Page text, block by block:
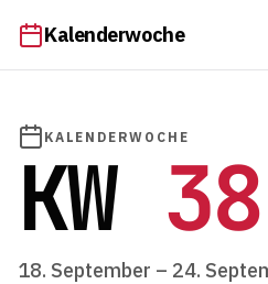
Kalenderwoche
KALENDERWOCHE
KW 38
18. September – 24.